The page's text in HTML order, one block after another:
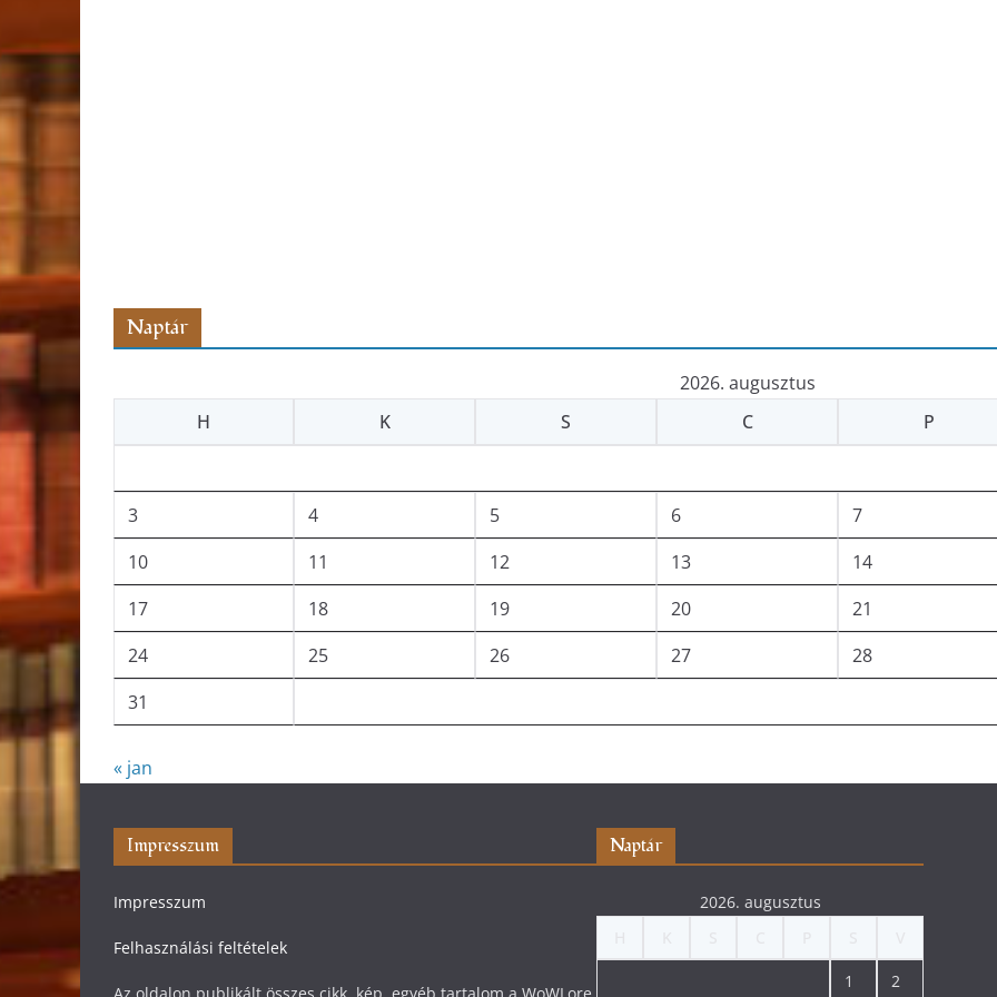
Naptár
2026. augusztus
H
K S C P
3
4 5 6 7
10
11 12 13 14
17
18 19 20 21
24
25 26 27 28
31
« jan
Impresszum
Impresszum
Felhasználási feltételek
Naptár
2026. augusztus
1 2